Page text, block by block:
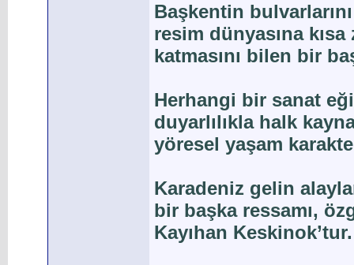
Başkentin
resim dünyasına
katmasını bilen bir
Herhangi bir sanat
duyarlılıkla halk
yöresel yaşam
Karadeniz gelin
bir başka ressamı,
Kayıhan Keskinok’tur.